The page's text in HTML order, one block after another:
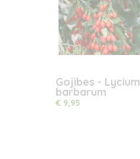
Gojibes - Lycium
barbarum
€ 9,95